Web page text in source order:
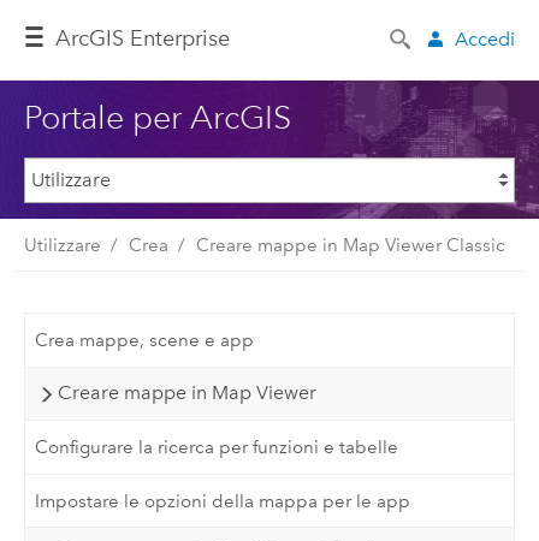
ArcGIS Enterprise Accedi
Portale per ArcGIS
Utilizzare Crea Creare mappe in Map Viewer Classic
Crea mappe, scene e app
Creare mappe in Map Viewer
Configurare la ricerca per funzioni e tabelle
Impostare le opzioni della mappa per le app